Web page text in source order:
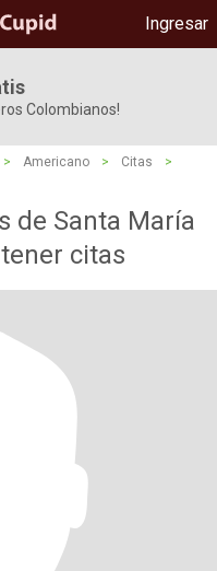
Ingresar
Colombianos!
> Americano > Citas
>
de Santa María
citas